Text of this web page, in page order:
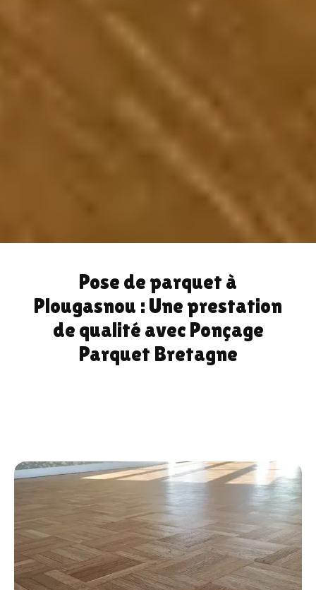
Pose de parquet à
Plougasnou : Une prestation
de qualité avec Ponçage
Parquet Bretagne